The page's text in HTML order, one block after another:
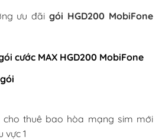
ưu đãigói HGD200 MobiFone
cước MAX HGD200 MobiFone
cho thuê bao hòa mạng sim mới
vực 1